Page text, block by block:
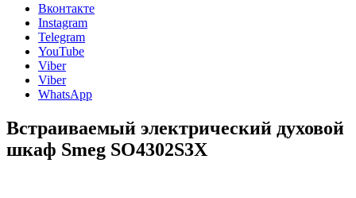
Вконтакте
Instagram
Telegram
YouTube
Viber
Viber
WhatsApp
Встраиваемый электрический духовой
шкаф Smeg SO4302S3X